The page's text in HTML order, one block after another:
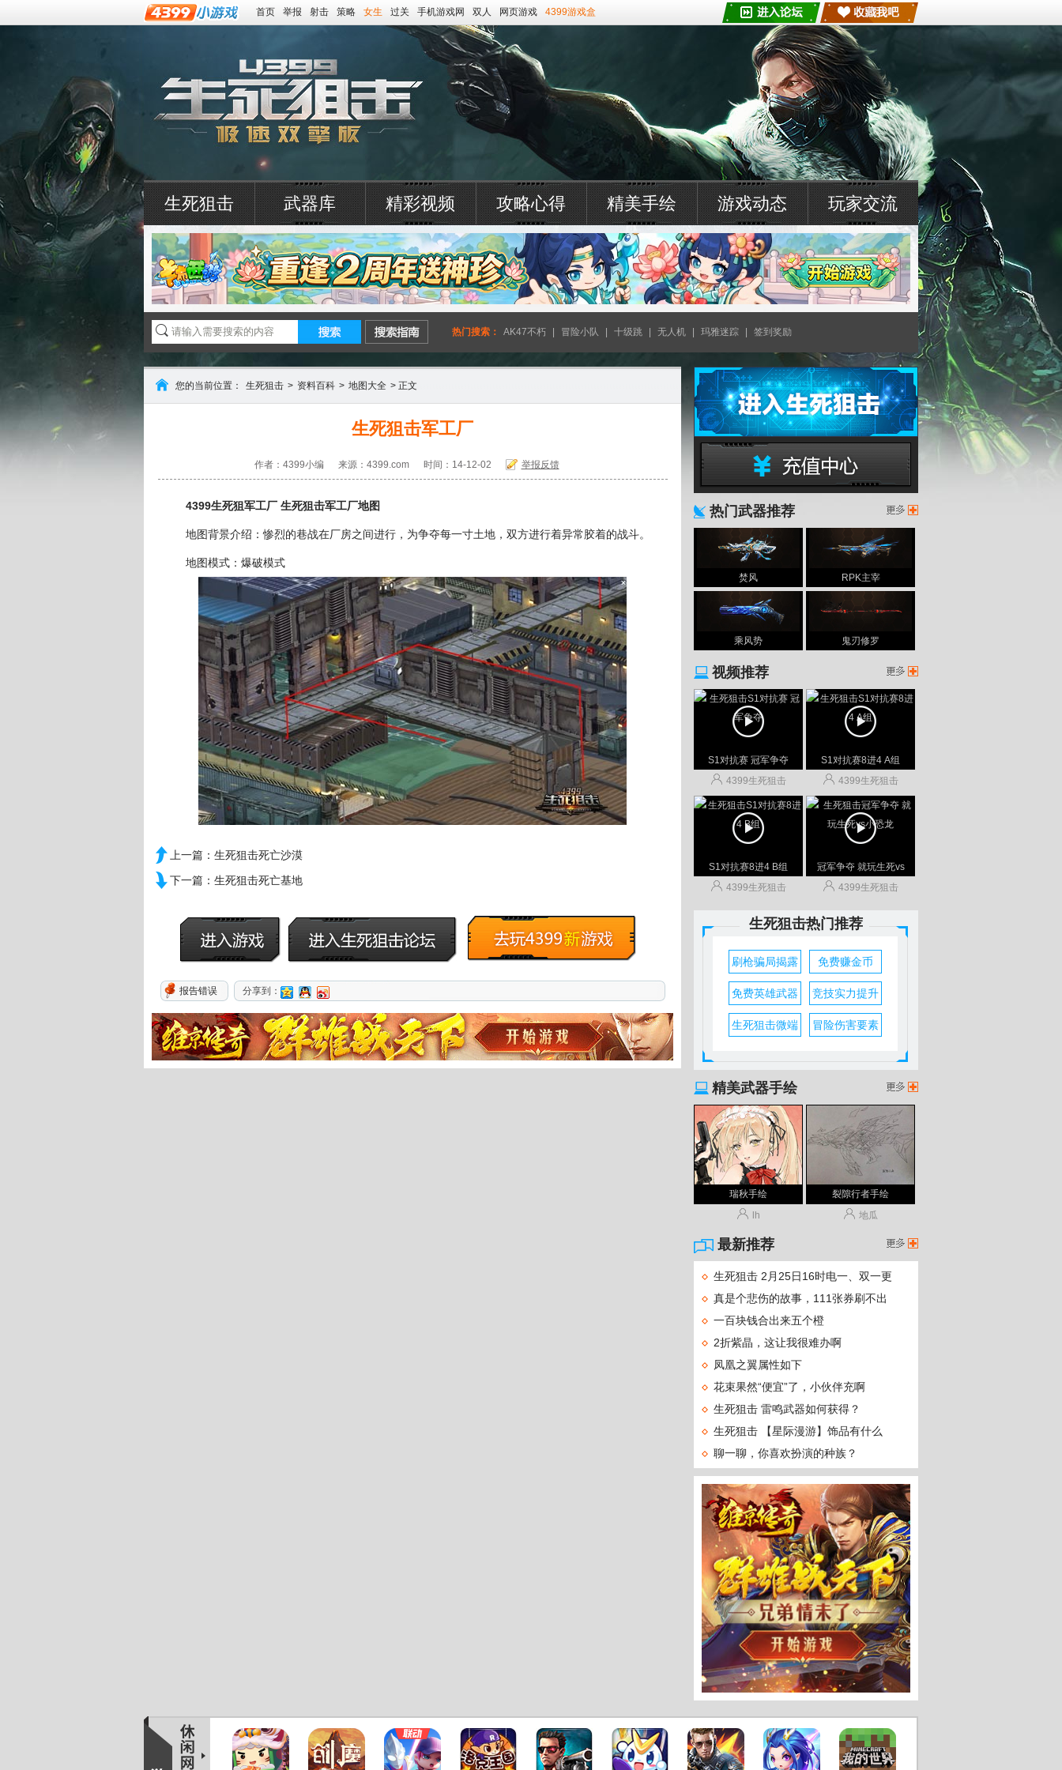
首页 举报 射击 策略 女生 过关 手机游戏网 双人 网页游戏 4399游戏盒
4399生死狙击
生死狙击 武器库 精彩视频 攻略心得 精美手绘 游戏动态 玩家交流
热门搜索： AK47不朽 冒险小队 十级跳 无人机 玛雅迷踪 签到奖励
您的当前位置： 生死狙击 > 资料百科 > 地图大全 > 正文
生死狙击军工厂
作者：4399小编 来源：4399.com 时间：14-12-02 举报反馈
4399生死狙军工厂 生死狙击军工厂地图
地图背景介绍：惨烈的巷战在厂房之间进行，为争夺每一寸土地，双方进行着异常胶着的战斗。
地图模式：爆破模式
上一篇： 生死狙击死亡沙漠
下一篇： 生死狙击死亡基地
报告错误 分享到：
4399生死狙击
生死狙击充值中心
热门武器推荐
生死
大全
焚风 RPK主宰
乘风势 鬼刃修罗
视频推荐
视频
S1对抗赛 冠军争夺
4399生死狙击
S1对抗赛8进4 A组
4399生死狙击
S1对抗赛8进4 B组
4399生死狙击
冠军争夺 就玩生死vs
4399生死狙击
生死狙击热门推荐
刷枪骗局揭露 免费赚金币
免费英雄武器 竞技实力提升
生死狙击微端 冒险伤害要素
精美武器手绘
生死
精美
手绘
瑞秋手绘
lh
裂隙行者手绘
地瓜
最新推荐
狙击
最新
生死狙击 2月25日16时电一、双一更
新维护公告！
真是个悲伤的故事，111张券刷不出
蛮牙皮肤
一百块钱合出来五个橙
2折紫晶，这让我很难办啊
凤凰之翼属性如下
花束果然“便宜”了，小伙伴充啊
生死狙击 雷鸣武器如何获得？
生死狙击 【星际漫游】饰品有什么
效果？
聊一聊，你喜欢扮演的种族？